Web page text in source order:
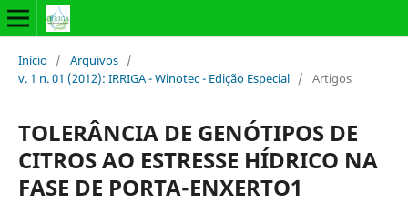
Início / Arquivos /
v. 1 n. 01 (2012): IRRIGA - Winotec - Edição Especial / Artigos
TOLERÂNCIA DE GENÓTIPOS DE
CITROS AO ESTRESSE HÍDRICO NA
FASE DE PORTA-ENXERTO1